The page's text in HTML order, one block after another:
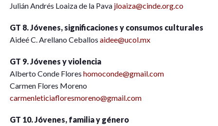
Julián Andrés Loaiza de la Pava jloaiza@cinde.org.co
GT 8. Jóvenes, significaciones y consumos culturales
Aideé C. Arellano Ceballos aidee@ucol.mx
GT 9. Jóvenes y violencia
Alberto Conde Flores homoconde@gmail.com
Carmen Flores Moreno
carmenleticiafloresmoreno@gmail.com
GT 10. Jóvenes, familia y género